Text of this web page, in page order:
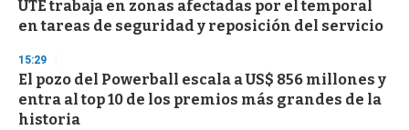
UTE trabaja en zonas afectadas por el temporal
en tareas de seguridad y reposición del servicio
15:29
El pozo del Powerball escala a US$ 856 millones y
entra al top 10 de los premios más grandes de la
historia